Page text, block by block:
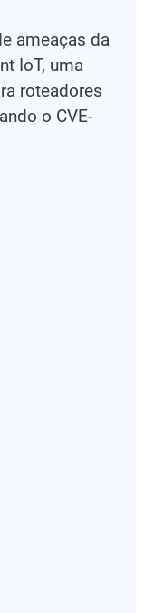
ameaças da
IoT, uma
roteadores
o CVE-